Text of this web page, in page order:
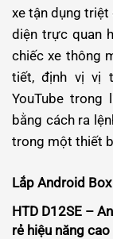
xe tận dụng triệt
diện trực quan
chiếc xe thông
tiết, định vị vị
YouTube
bằng cách ra
trong một thiết
Lắp Android
HTD D12SE –
rẻ hiệu năng cao